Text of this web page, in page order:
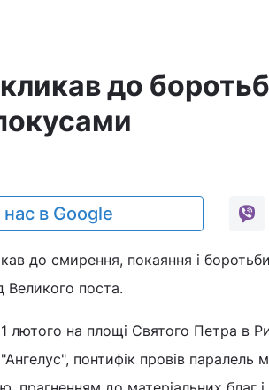
до
в Google
до смирення, покаяння і
Великого поста.
лютого на площі Святого Петра в
понтифік провів паралель